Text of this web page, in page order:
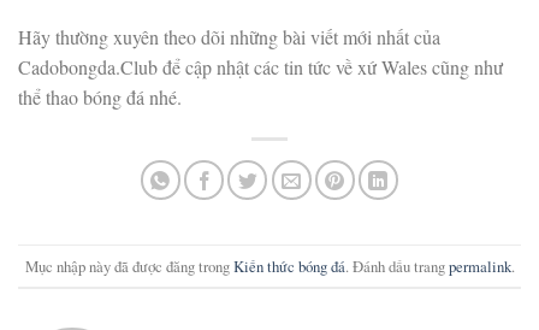
Hãy thường xuyên theo dõi những bài viết mới nhất của
Cadobongda.Club để cập nhật các tin tức về xứ Wales cũng như
thể thao bóng đá nhé.
Mục nhập này đã được đăng trongKiến thức bóng đá. Đánh dấu trangpermalink.